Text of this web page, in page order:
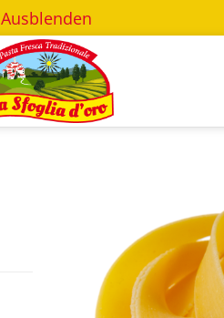
Ausblenden